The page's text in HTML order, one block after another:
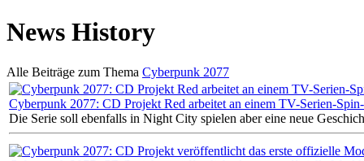
News History
Alle Beiträge zum Thema Cyberpunk 2077
Cyberpunk 2077: CD Projekt Red arbeitet an einem TV-Serien-
Die Serie soll ebenfalls in Night City spielen aber eine neue